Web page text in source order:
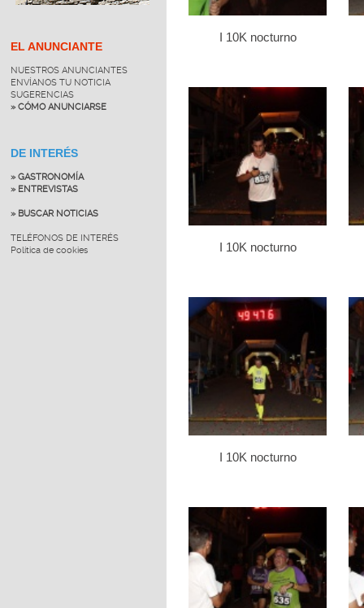
EL ANUNCIANTE
NUESTROS ANUNCIANTES
ENVÍANOS TU NOTICIA
SUGERENCIAS
» CÓMO ANUNCIARSE
DE INTERÉS
» GASTRONOMÍA
» ENTREVISTAS
» BUSCAR NOTICIAS
TELÉFONOS DE INTERÉS
Política de cookies
I 10K nocturno
I 10K nocturno
I 10K nocturno